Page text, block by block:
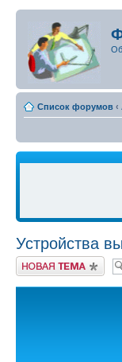
Список форумов ‹
Устройства
Новая тема